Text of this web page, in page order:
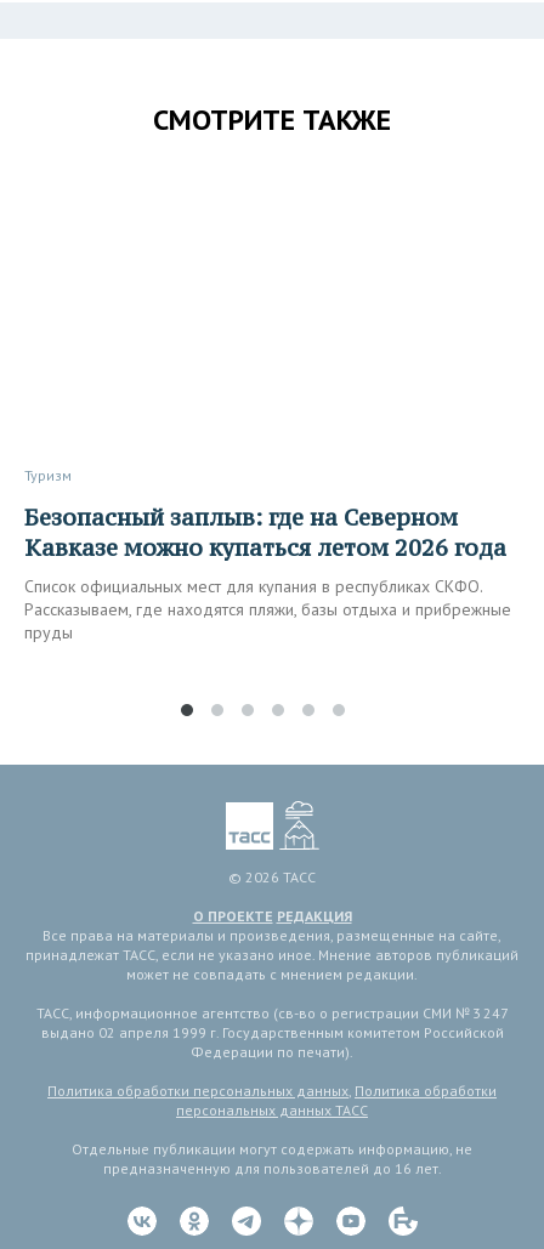
СМОТРИТЕ ТАКЖЕ
Туризм
Безопасный заплыв: где на Северном
Кавказе можно купаться летом 2026 года
Список официальных мест для купания в республиках СКФО.
Рассказываем, где находятся пляжи, базы отдыха и прибрежные
пруды
© 2026 ТАСС
О ПРОЕКТЕ РЕДАКЦИЯ
Все права на материалы и произведения, размещенные на сайте,
принадлежат ТАСС, если не указано иное. Мнение авторов публикаций
может не совпадать с мнением редакции.
ТАСС, информационное агентство (св-во о регистрации СМИ № 3 247
выдано 02 апреля 1999 г. Государственным комитетом Российской
Федерации по печати).
Политика обработки персональных данных, Политика обработки
персональных данных ТАСС
Отдельные публикации могут содержать информацию, не
предназначенную для пользователей до 16 лет.